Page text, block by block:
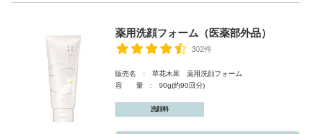
薬用洗顔フォーム（医薬部外品）
302件
販売名 : 草花木果 薬用洗顔フォーム
容 量 : 90g(約90回分)
洗顔料